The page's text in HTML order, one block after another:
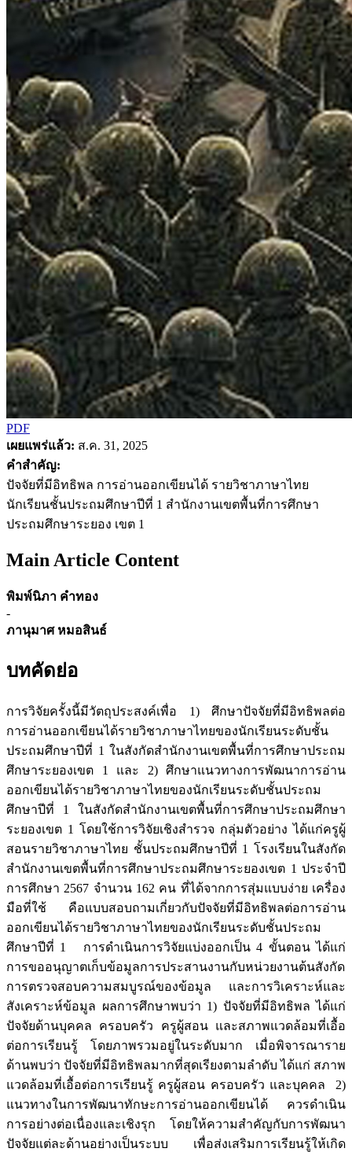
PDF
เผยแพร่แล้ว: ส.ค. 31, 2025
คำสำคัญ:
ปัจจัยที่มีอิทธิพล การอ่านออกเขียนได้ รายวิชาภาษาไทย
นักเรียนชั้นประถมศึกษาปีที่ 1 สำนักงานเขตพื้นที่การศึกษา
ประถมศึกษาระยอง เขต 1
Main Article Content
พิมพ์นิภา คำทอง
-
ภานุมาศ หมอสินธ์
บทคัดย่อ
การวิจัยครั้งนี้มีวัตถุประสงค์เพื่อ 1) ศึกษาปัจจัยที่มีอิทธิพลต่อ
การอ่านออกเขียนได้รายวิชาภาษาไทยของนักเรียนระดับชั้น
ประถมศึกษาปีที่ 1 ในสังกัดสำนักงานเขตพื้นที่การศึกษาประถม
ศึกษาระยองเขต 1 และ 2) ศึกษาแนวทางการพัฒนาการอ่าน
ออกเขียนได้รายวิชาภาษาไทยของนักเรียนระดับชั้นประถม
ศึกษาปีที่ 1 ในสังกัดสำนักงานเขตพื้นที่การศึกษาประถมศึกษา
ระยองเขต 1 โดยใช้การวิจัยเชิงสำรวจ กลุ่มตัวอย่าง ได้แก่ครูผู้
สอนรายวิชาภาษาไทย ชั้นประถมศึกษาปีที่ 1 โรงเรียนในสังกัด
สำนักงานเขตพื้นที่การศึกษาประถมศึกษาระยองเขต 1 ประจำปี
การศึกษา 2567 จำนวน 162 คน ที่ได้จากการสุ่มแบบง่าย เครื่อง
มือที่ใช้ คือแบบสอบถามเกี่ยวกับปัจจัยที่มีอิทธิพลต่อการอ่าน
ออกเขียนได้รายวิชาภาษาไทยของนักเรียนระดับชั้นประถม
ศึกษาปีที่ 1 การดำเนินการวิจัยแบ่งออกเป็น 4 ขั้นตอน ได้แก่
การขออนุญาตเก็บข้อมูลการประสานงานกับหน่วยงานต้นสังกัด
การตรวจสอบความสมบูรณ์ของข้อมูล และการวิเคราะห์และ
สังเคราะห์ข้อมูล ผลการศึกษาพบว่า 1) ปัจจัยที่มีอิทธิพล ได้แก่
ปัจจัยด้านบุคคล ครอบครัว ครูผู้สอน และสภาพแวดล้อมที่เอื้อ
ต่อการเรียนรู้ โดยภาพรวมอยู่ในระดับมาก เมื่อพิจารณาราย
ด้านพบว่า ปัจจัยที่มีอิทธิพลมากที่สุดเรียงตามลำดับ ได้แก่ สภาพ
แวดล้อมที่เอื้อต่อการเรียนรู้ ครูผู้สอน ครอบครัว และบุคคล 2)
แนวทางในการพัฒนาทักษะการอ่านออกเขียนได้ ควรดำเนิน
การอย่างต่อเนื่องและเชิงรุก โดยให้ความสำคัญกับการพัฒนา
ปัจจัยแต่ละด้านอย่างเป็นระบบ เพื่อส่งเสริมการเรียนรู้ให้เกิด